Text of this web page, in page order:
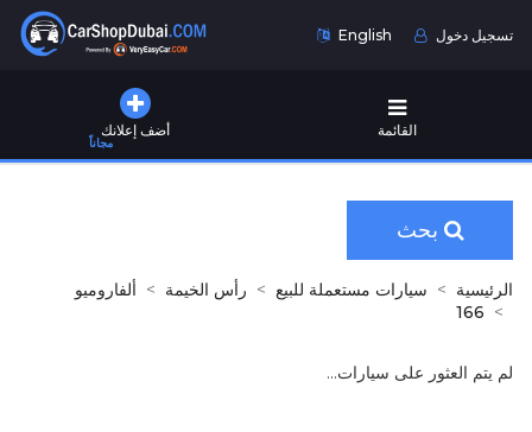
English تسجيل دخول
أضف إعلانك
مجاناً
القائمة
بحث
الرئيسية سيارات مستعملة للبيع رأس الخيمة
ألفاروميو
166
لم يتم العثور على سيارات...